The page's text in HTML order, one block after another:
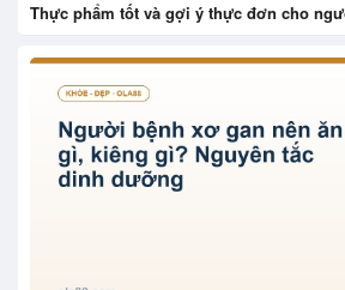
Thực phẩm tốt và gợi ý thực đơn cho